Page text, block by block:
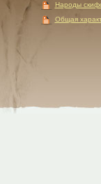
Народы
Общая